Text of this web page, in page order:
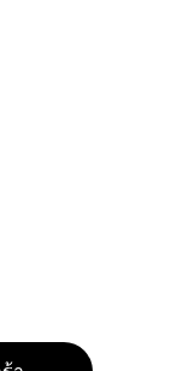
เห็นครั้งถัดไป